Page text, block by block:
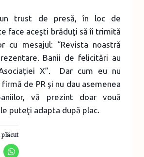
trust de presă, în loc de
face aceşti brăduţi să îi trimită
cu mesajul: “Revista noastră
Banii de felicitări au
X”. Dar cum eu nu
de PR şi nu dau asemenea
vă prezint doar vouă
puteţi adapta după plac.
plăcut